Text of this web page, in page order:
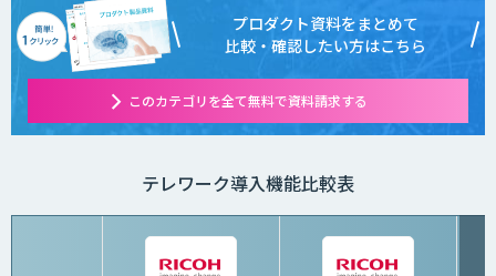
プロダクト資料をまとめて
比較・確認したい方はこちら
このカテゴリを全て無料で資料請求する
テレワーク導入機能比較表